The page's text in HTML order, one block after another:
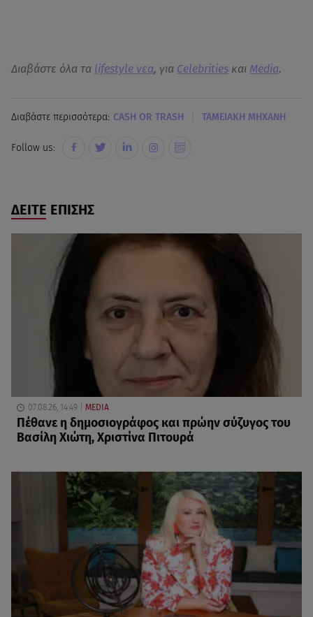
Διαβάστε όλα τα lifestyle νεα, για Celebrities και Media.
Διαβάστε περισσότερα: CASH OR TRASH ΤΑΜΕΙΑΚΗ ΜΗΧΑΝΗ
Follow us:
ΔΕΙΤΕ ΕΠΙΣΗΣ
07.08.26, 14:49 MEDIA
Πέθανε η δημοσιογράφος και πρώην σύζυγος του
Βασίλη Χιώτη, Χριστίνα Πιτουρά